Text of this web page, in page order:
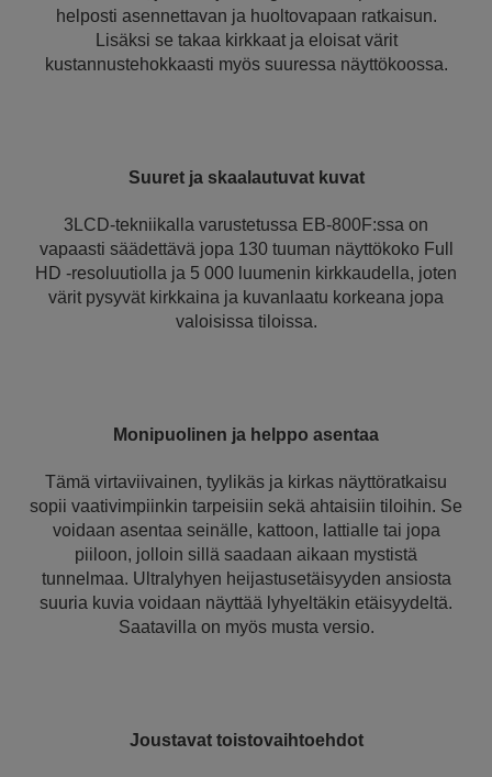
helposti asennettavan ja huoltovapaan ratkaisun.
Lisäksi se takaa kirkkaat ja eloisat värit
kustannustehokkaasti myös suuressa näyttökoossa.
Suuret ja skaalautuvat kuvat
3LCD-tekniikalla varustetussa EB-800F:ssa on
vapaasti säädettävä jopa 130 tuuman näyttökoko Full
HD -resoluutiolla ja 5 000 luumenin kirkkaudella, joten
värit pysyvät kirkkaina ja kuvanlaatu korkeana jopa
valoisissa tiloissa.
Monipuolinen ja helppo asentaa
Tämä virtaviivainen, tyylikäs ja kirkas näyttöratkaisu
sopii vaativimpiinkin tarpeisiin sekä ahtaisiin tiloihin. Se
voidaan asentaa seinälle, kattoon, lattialle tai jopa
piiloon, jolloin sillä saadaan aikaan mystistä
tunnelmaa. Ultralyhyen heijastusetäisyyden ansiosta
suuria kuvia voidaan näyttää lyhyeltäkin etäisyydeltä.
Saatavilla on myös musta versio.
Joustavat toistovaihtoehdot